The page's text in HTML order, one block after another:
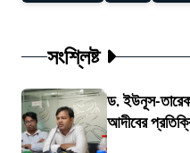
সংশ্লিষ্ট
ড. ইউনূস-তারেক
আদীবের